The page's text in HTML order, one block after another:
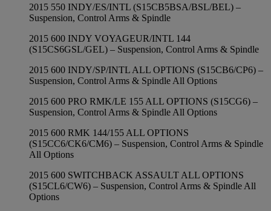
2015 550 INDY/ES/INTL (S15CB5BSA/BSL/BEL) –
Suspension, Control Arms & Spindle
2015 600 INDY VOYAGEUR/INTL 144
(S15CS6GSL/GEL) – Suspension, Control Arms & Spindle
2015 600 INDY/SP/INTL ALL OPTIONS (S15CB6/CP6) –
Suspension, Control Arms & Spindle All Options
2015 600 PRO RMK/LE 155 ALL OPTIONS (S15CG6) –
Suspension, Control Arms & Spindle All Options
2015 600 RMK 144/155 ALL OPTIONS
(S15CC6/CK6/CM6) – Suspension, Control Arms & Spindle
All Options
2015 600 SWITCHBACK ASSAULT ALL OPTIONS
(S15CL6/CW6) – Suspension, Control Arms & Spindle All
Options